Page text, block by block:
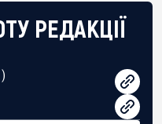
РЕДАКЦІЇ